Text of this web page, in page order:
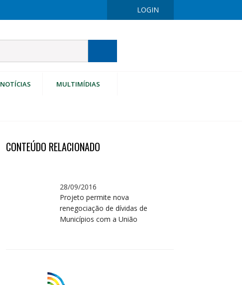
LOGIN
NOTÍCIAS MULTIMÍDIAS
CONTEÚDO RELACIONADO
28/09/2016
Projeto permite nova
renegociação de dívidas de
Municípios com a União